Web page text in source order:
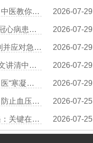
王清海医生：三七粉到底是饭前吃还是饭后吃？中医教你正确用法 2026-07-29
王清海医生：活血化瘀“第一汤”：丹参山楂饮，冠心病患者的日常守护 2026-07-29
叶穗林医生谈从“胸痹”到“真心痛”：中医教你识别并应对急性心肌梗死的前兆 2026-07-29
王清海医生：冠心病“本虚标实”是什么意思？一文讲清中医治病的逻辑 2026-07-29
王清海医生：为什么天冷时冠心病容易发作？中医“寒凝血瘀”的真相 2026-07-29
夏裕医生：夏季出汗多易虚脱？中医益气生津，防止血压过低或过高 2026-07-25
王清海医生：吃醋泡花生能软化血管？中医辟谣：关键在于控制血脂 2026-07-25